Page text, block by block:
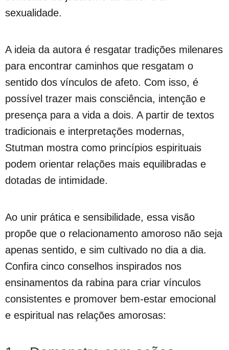
sexualidade.
A ideia da autora é resgatar tradições milenares
para encontrar caminhos que resgatam o
sentido dos vínculos de afeto. Com isso, é
possível trazer mais consciência, intenção e
presença para a vida a dois. A partir de textos
tradicionais e interpretações modernas,
Stutman mostra como princípios espirituais
podem orientar relações mais equilibradas e
dotadas de intimidade.
Ao unir prática e sensibilidade, essa visão
propõe que o relacionamento amoroso não seja
apenas sentido, e sim cultivado no dia a dia.
Confira cinco conselhos inspirados nos
ensinamentos da rabina para criar vínculos
consistentes e promover bem-estar emocional
e espiritual nas relações amorosas: